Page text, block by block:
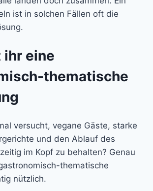
ist in solchen Fällen oft die
ihr eine
thematische
versucht, vegane Gäste, starke
und den Ablauf des
im Kopf zu behalten? Genau
thematische
nützlich.